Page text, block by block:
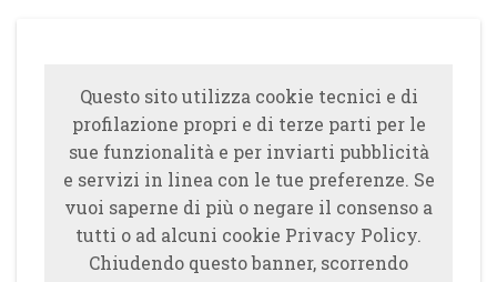
Questo sito utilizza cookie tecnici e di
profilazione propri e di terze parti per le
sue funzionalità e per inviarti pubblicità
e servizi in linea con le tue preferenze. Se
vuoi saperne di più o negare il consenso a
tutti o ad alcuni cookie Privacy Policy.
Chiudendo questo banner, scorrendo